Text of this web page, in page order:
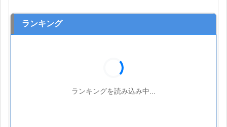
ランキング
ランキングを読み込み中...